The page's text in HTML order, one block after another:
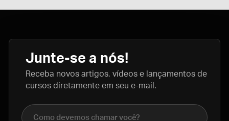
Junte-se a nós!
Receba novos artigos, vídeos e lançamentos de
cursos diretamente em seu e-mail.
Nome completo